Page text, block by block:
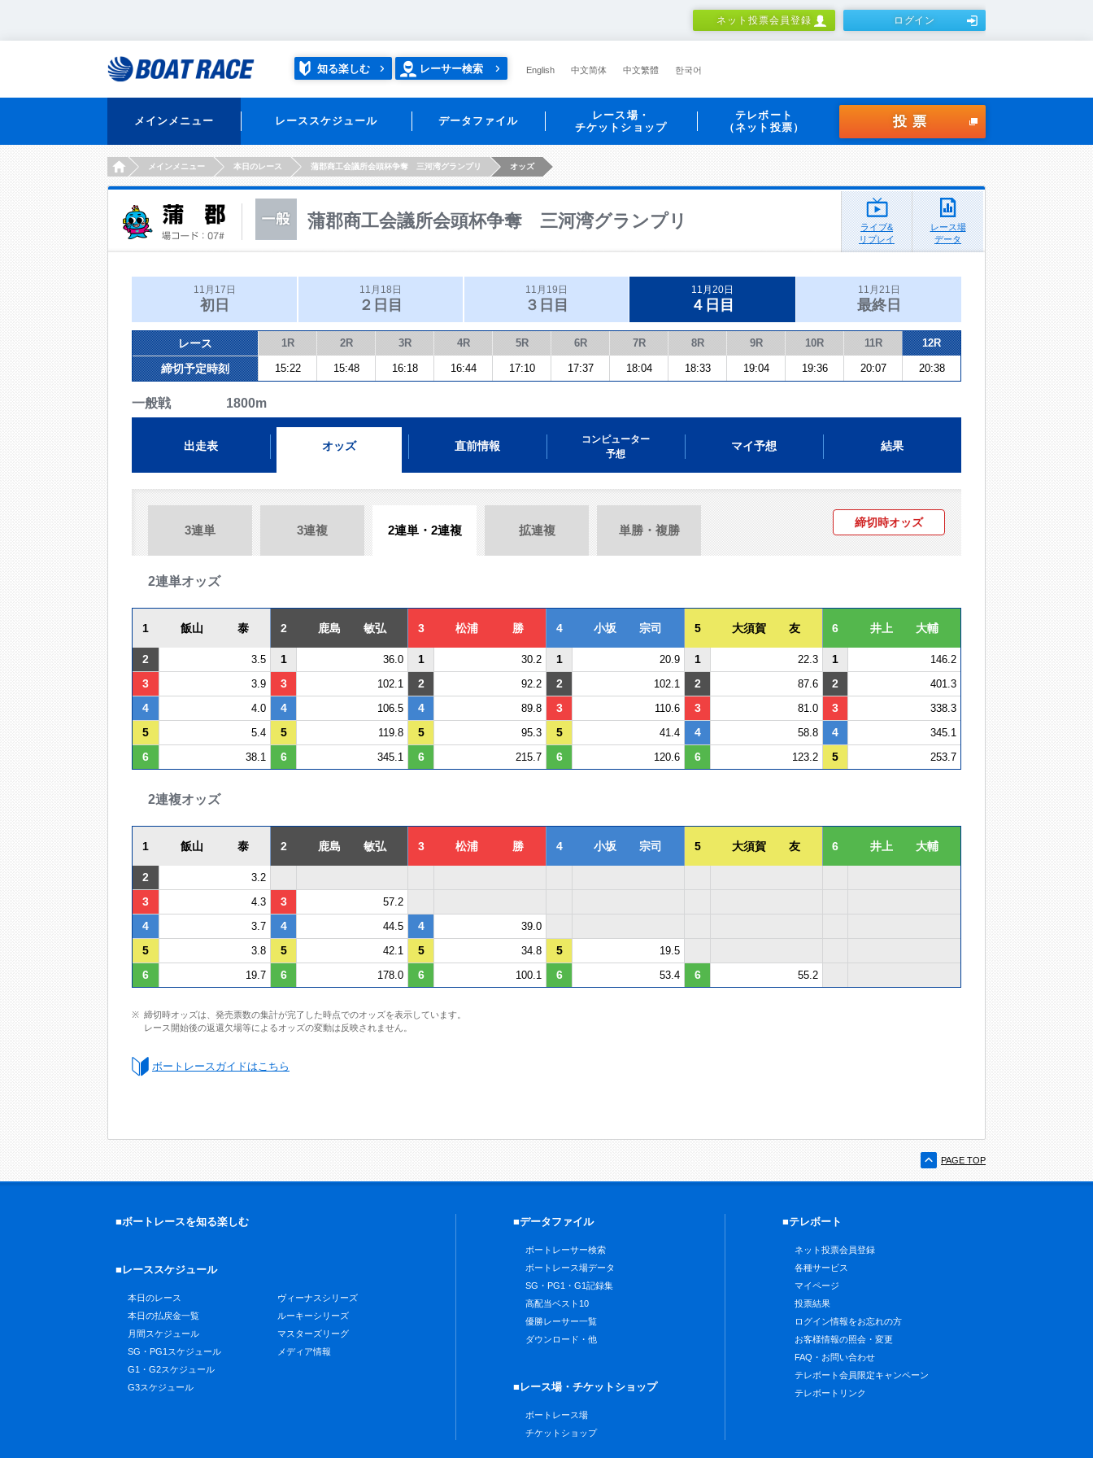
ネット投票会員登録 ログイン
知る楽しむ レーサー検索 English 中文简体 中文繁體 한국어
メインメニュー レーススケジュール データファイル
レース場・
チケットショップ
テレボート
（ネット投票）
投票
HOMEメインメニュー 本日のレース 蒲郡商工会議所会頭杯争奪 三河湾グランプリ オッズ
蒲郡商工会議所会頭杯争奪 三河湾グランプリ
ライブ&
リプレイ
レース場
データ
11月17日
初日
11月18日
２日目
11月19日
３日目
11月20日
４日目
11月21日
最終日
レース 1R 2R 3R 4R 5R 6R 7R 8R 9R 10R 11R 12R
締切予定時刻 15:22 15:48 16:18 16:44 17:10 17:37 18:04 18:33 19:04 19:36 20:07 20:38
一般戦 1800m
出走表 オッズ 直前情報
コンピューター
予想
マイ予想 結果
3連単 3連複 2連単・2連複 拡連複 単勝・複勝
締切時オッズ
2連単オッズ
1 飯山 泰 2 鹿島 敏弘 3 松浦 勝 4 小坂 宗司 5 大須賀 友 6 井上 大輔
2 3.5 1 36.0 1 30.2 1 20.9 1 22.3 1 146.2
3 3.9 3 102.1 2 92.2 2 102.1 2 87.6 2 401.3
4 4.0 4 106.5 4 89.8 3 110.6 3 81.0 3 338.3
5 5.4 5 119.8 5 95.3 5 41.4 4 58.8 4 345.1
6 38.1 6 345.1 6 215.7 6 120.6 6 123.2 5 253.7
2連複オッズ
1 飯山 泰 2 鹿島 敏弘 3 松浦 勝 4 小坂 宗司 5 大須賀 友 6 井上 大輔
2 3.2
3 4.3 3 57.2
4 3.7 4 44.5 4 39.0
5 3.8 5 42.1 5 34.8 5 19.5
6 19.7 6 178.0 6 100.1 6 53.4 6 55.2
締切時オッズは、発売票数の集計が完了した時点でのオッズを表示しています。
レース開始後の返還欠場等によるオッズの変動は反映されません。
ボートレースガイドはこちら
PAGE TOP
■ボートレースを知る楽しむ
■レーススケジュール
本日のレース
本日の払戻金一覧
月間スケジュール
SG・PG1スケジュール
G1・G2スケジュール
G3スケジュール
ヴィーナスシリーズ
ルーキーシリーズ
マスターズリーグ
メディア情報
■データファイル
ボートレーサー検索
ボートレース場データ
SG・PG1・G1記録集
高配当ベスト10
優勝レーサー一覧
ダウンロード・他
■レース場・チケットショップ
ボートレース場
チケットショップ
■テレボート
ネット投票会員登録
各種サービス
マイページ
投票結果
ログイン情報をお忘れの方
お客様情報の照会・変更
FAQ・お問い合わせ
テレボート会員限定キャンペーン
テレボートリンク